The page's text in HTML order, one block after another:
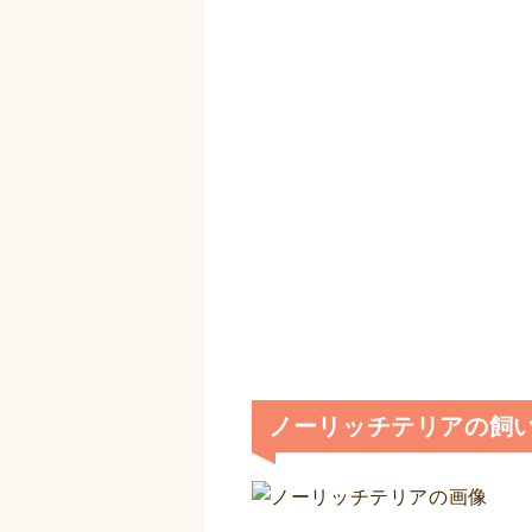
ノーリッチテリアの飼